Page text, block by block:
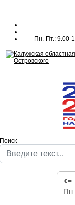
Пн.-Пт.: 9.00-
Поиск
‹-
Пн